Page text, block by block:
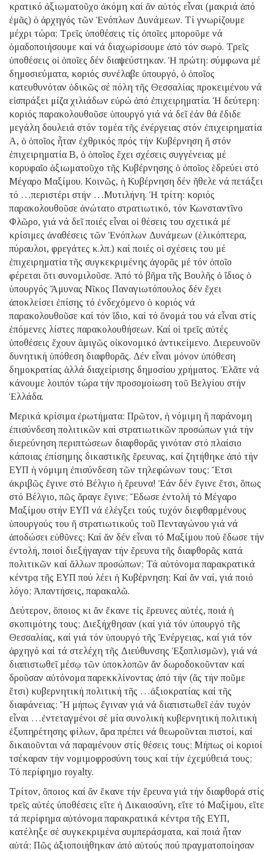
κρατικό ἀξιωματοῦχο ἀκόμη καί ἄν αὐτός εἶναι (μακριά ἀπό
ἐμᾶς) ὁ ἀρχηγός τῶν Ἐνόπλων Δυνάμεων. Τί γνωρίζουμε
μέχρι τώρα; Τρεῖς ὑποθέσεις τίς ὁποῖες μποροῦμε νά
ὁμαδοποιήσουμε καί νά διαχωρίσουμε ἀπό τόν σωρό. Τρεῖς
ὑποθέσεις οἱ ὁποῖες δέν διαψεύστηκαν. Ἡ πρώτη: σύμφωνα μέ
δημοσιεύματα, κοριός συνέλαβε ὑπουργό, ὁ ὁποῖος
κατευθυνόταν ὁδικῶς σέ πόλη τῆς Θεσσαλίας προκειμένου νά
εἰσπράξει μίζα χιλιάδων εὐρώ ἀπό ἐπιχειρηματία. Ἡ δεύτερη:
κοριός παρακολουθοῦσε ὑπουργό γιά νά δεῖ ἐάν θά ἔδιδε
μεγάλη δουλειά στόν τομέα τῆς ἐνέργειας στόν ἐπιχειρηματία
Α, ὁ ὁποῖος ἦταν ἐχθρικός πρός τήν Κυβέρνηση ἤ στόν
ἐπιχειρηματία Β, ὁ ὁποῖος ἔχει σχέσεις συγγένειας μέ
κορυφαῖο ἀξιωματοῦχο τῆς Κυβέρνησης ὁ ὁποῖος ἑδρεύει στό
Μέγαρο Μαξίμου. Κοινῶς, ἡ Κυβέρνηση δέν ἤθελε νά πετάξει
τό …περιστέρι στήν …Μυτιλήνη. Ἡ τρίτη: κοριός
παρακολουθοῦσε ἀνώτατο στρατιωτικό, τόν Κωνσταντῖνο
Φλῶρο, γιά νά δεῖ ποιές εἶναι οἱ θέσεις του σχετικά μέ
κρίσιμες ἀναθέσεις τῶν Ἐνόπλων Δυνάμεων (ἑλικόπτερα,
πύραυλοι, φρεγάτες κ.λπ.) καί ποιές οἱ σχέσεις του μέ
ἐπιχειρηματία τῆς συγκεκριμένης ἀγορᾶς μέ τόν ὁποῖο
φέρεται ὅτι συνομιλοῦσε. Ἀπό τό βῆμα τῆς Βουλῆς ὁ ἴδιος ὁ
ὑπουργός Ἄμυνας Νῖκος Παναγιωτόπουλος δέν ἔχει
ἀποκλείσει ἐπίσης τό ἐνδεχόμενο ὁ κοριός νά
παρακολουθοῦσε καί τόν ἴδιο, καί τό ὄνομά του νά εἶναι στίς
ἑπόμενες λίστες παρακολουθήσεων. Καί οἱ τρεῖς αὐτές
ὑποθέσεις ἔχουν ἀμιγῶς οἰκονομικό ἀντικείμενο. Διερευνοῦν
δυνητική ὑπόθεση διαφθορᾶς. Δέν εἶναι μόνον ὑπόθεση
δημοκρατίας ἀλλά διαχείρισης δημοσίου χρήματος. Ἐλᾶτε νά
κάνουμε λοιπόν τώρα τήν προσομοίωση τοῦ Βελγίου στήν
Ἑλλάδα.
Μερικά κρίσιμα ἐρωτήματα: Πρῶτον, ἡ νόμιμη ἤ παράνομη
ἐπισύνδεση πολιτικῶν καί στρατιωτικῶν προσώπων γιά τήν
διερεύνηση περιπτώσεων διαφθορᾶς γινόταν στό πλαίσιο
κάποιας ἐπίσημης δικαστικῆς ἔρευνας, καί ζητήθηκε ἀπό τήν
ΕΥΠ ἡ νόμιμη ἐπισύνδεση τῶν τηλεφώνων τους; Ἔτσι
ἀκριβῶς ἔγινε στό Βέλγιο ἡ ἔρευνα! Ἐάν δέν ἔγινε ἔτσι, ὅπως
στό Βέλγιο, πῶς ἄραγε ἔγινε; Ἔδωσε ἐντολή τό Μέγαρο
Μαξίμου στήν ΕΥΠ νά ἐλέγξει τούς τυχόν διεφθαρμένους
ὑπουργούς του ἤ στρατιωτικούς τοῦ Πενταγώνου γιά νά
ἀποδώσει εὐθῦνες; Καί ἄν δέν εἶναι τό Μαξίμου πού ἔδωσε τήν
ἐντολή, ποιοί διεξήγαγαν τήν ἔρευνα τῆς διαφθορᾶς κατά
πολιτικῶν καί ἄλλων προσώπων; Τά αὐτόνομα παρακρατικά
κέντρα τῆς ΕΥΠ πού λέει ἡ Κυβέρνηση; Καί ἄν ναί, γιά ποιό
λόγο; Ἀπαντήσεις, παρακαλῶ.
Δεύτερον, ὅποιος κι ἄν ἔκανε τίς ἔρευνες αὐτές, ποιά ἡ
σκοπιμότης τους; Διεξήχθησαν (καί γιά τόν ὑπουργό τῆς
Θεσσαλίας, καί γιά τόν ὑπουργό τῆς Ἐνέργειας, καί γιά τόν
ἀρχηγό καί τά στελέχη τῆς Διεύθυνσης Ἐξοπλισμῶν), γιά νά
διαπιστωθεῖ μέσῳ τῶν ὑποκλοπῶν ἄν δωροδοκοῦνταν καί
δροῦσαν αὐτόνομα παρεκκλίνοντας ἀπό τήν (ἄς τήν ποῦμε
ἔτσι) κυβερνητική πολιτική τῆς …ἀξιοκρατίας καί τῆς
διαφάνειας; Ἤ μήπως ἔγιναν γιά νά διαπιστωθεῖ ἐάν τυχόν
εἶναι …ἐντεταγμένοι σέ μία συνολική κυβερνητική πολιτική
ἐξυπηρέτησης φίλων, ἄρα πρέπει νά θεωροῦνται πιστοί, καί
δικαιοῦνται νά παραμένουν στίς θέσεις τους; Μήπως οἱ κοριοί
τσέκαραν τήν νομιμοφροσύνη τους καί τήν ἐχεμύθειά τους;
Τό περίφημο royalty.
Τρίτον, ὅποιος καί ἄν ἔκανε τήν ἔρευνα γιά τήν διαφθορά στίς
τρεῖς αὐτές ὑποθέσεις εἴτε ἡ Δικαιοσύνη, εἴτε τό Μαξίμου, εἴτε
τά περίφημα αὐτόνομα παρακρατικά κέντρα τῆς ΕΥΠ,
κατέληξε σέ συγκεκριμένα συμπεράσματα, καί ποιά ἦταν
αὐτά; Πῶς ἀξιοποιήθηκαν ἀπό αὐτούς πού πραγματοποίησαν